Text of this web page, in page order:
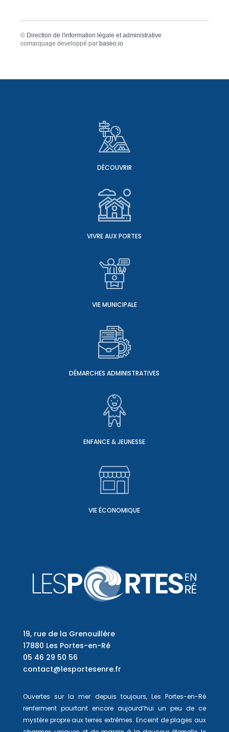
© Direction de l'information légale et administrative
comarquage developpé par baseo.io
DÉCOUVRIR
VIVRE AUX PORTES
VIE MUNICIPALE
DÉMARCHES ADMINISTRATIVES
ENFANCE & JEUNESSE
VIE ÉCONOMIQUE
19, rue de la Grenouillère
17880 Les Portes-en-Ré
05 46 29 50 56
contact@lesportesenre.fr
Ouvertes sur la mer depuis toujours, Les Portes-en-Ré
renferment pourtant encore aujourd’hui un peu de ce
mystère propre aux terres extrêmes. Enceint de plages aux